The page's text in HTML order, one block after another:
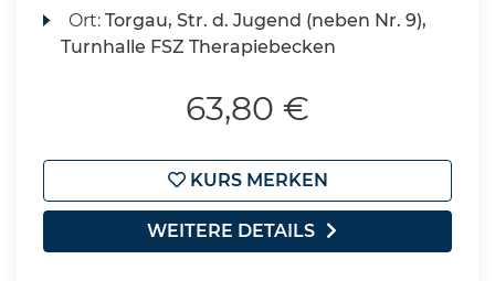
Ort:Torgau, Str. d. Jugend (neben Nr. 9),
Turnhalle FSZ Therapiebecken
63,80 €
KURS MERKEN
WEITERE DETAILS